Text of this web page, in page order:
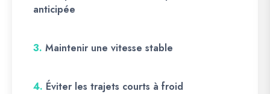
anticipée
3. Maintenir une vitesse stable
4. Éviter les trajets courts à froid